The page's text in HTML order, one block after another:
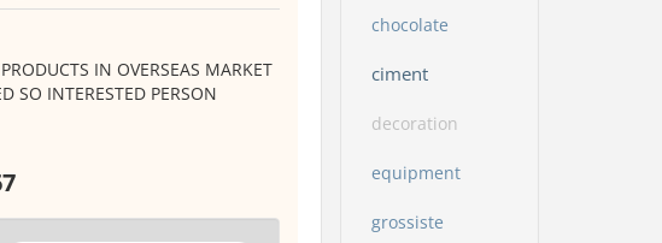
IN OVERSEAS MARKET
SO INTERESTED PERSON
chocolate
ciment
decoration
equipment
grossiste